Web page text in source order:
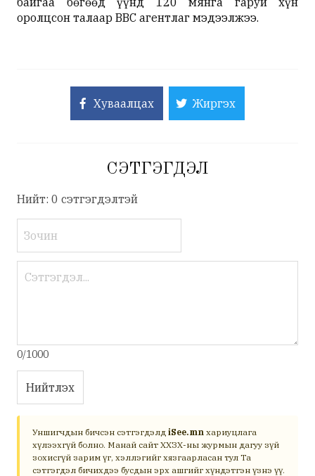
оролцсон талаар BBC агентлаг мэдээлжээ.
Хуваалцах Жиргэх
СЭТГЭГДЭЛ
Нийт: 0 сэтгэгдэлтэй
0/1000
Нийтлэх
Уншигчдын бичсэн сэтгэгдэлд iSee.mn хариуцлага
хүлээхгүй болно. Манай сайт ХХЗХ-ны журмын дагуу зүй
зохисгүй зарим үг, хэллэгийг хязгаарласан тул Та
сэтгэгдэл бичихдээ бусдын эрх ашгийг хүндэтгэн үзнэ үү.